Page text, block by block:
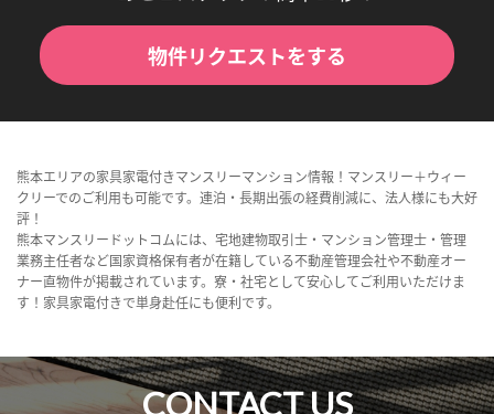
物件リクエストをする
熊本エリアの家具家電付きマンスリーマンション情報！マンスリー＋ウィー
クリーでのご利用も可能です。連泊・長期出張の経費削減に、法人様にも大好
評！
熊本マンスリードットコムには、宅地建物取引士・マンション管理士・管理
業務主任者など国家資格保有者が在籍している不動産管理会社や不動産オー
ナー直物件が掲載されています。寮・社宅として安心してご利用いただけま
す！家具家電付きで単身赴任にも便利です。
CONTACT US